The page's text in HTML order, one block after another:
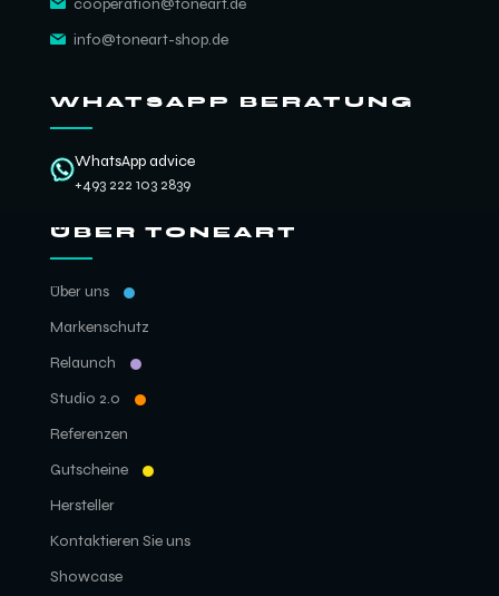
cooperation@toneart.de
info@toneart-shop.de
WHATSAPP BERATUNG
WhatsApp advice
+493 222 103 2839
ÜBER TONEART
Über uns
Markenschutz
Relaunch
Studio 2.0
Referenzen
Gutscheine
Hersteller
Kontaktieren Sie uns
Showcase